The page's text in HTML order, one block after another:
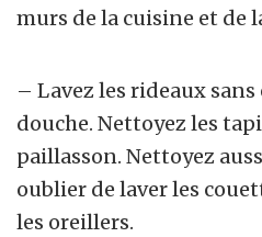
murs de la cuisine et de
– Lavez les rideaux sans
douche. Nettoyez les
paillasson. Nettoyez
oublier de laver les
les oreillers.